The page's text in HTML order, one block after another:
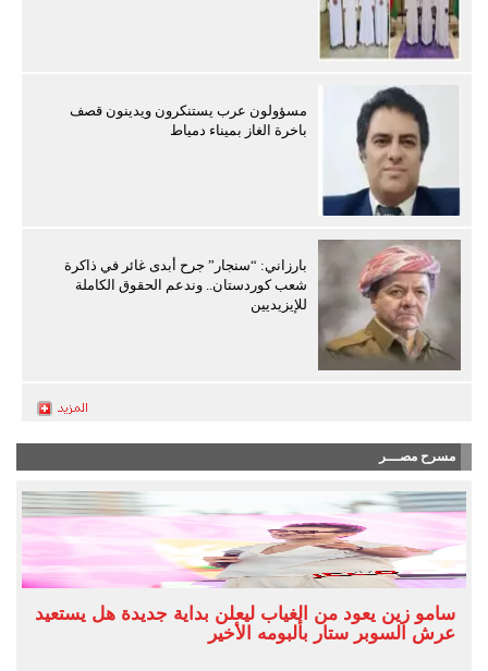
مسؤولون عرب يستنكرون ويدينون قصف
باخرة الغاز بميناء دمياط
بارزاني: “سنجار” جرح أبدى غائر في ذاكرة
شعب كوردستان.. وندعم الحقوق الكاملة
للإيزيديين
مسرح مصـــر
سامو زين يعود من الغياب ليعلن بداية جديدة هل يستعيد
عرش السوبر ستار بألبومه الأخير